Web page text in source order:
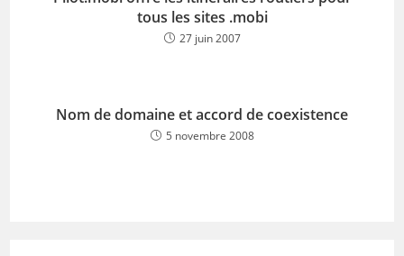
tous les sites .mobi
27 juin 2007
Nom de domaine et accord de coexistence
5 novembre 2008